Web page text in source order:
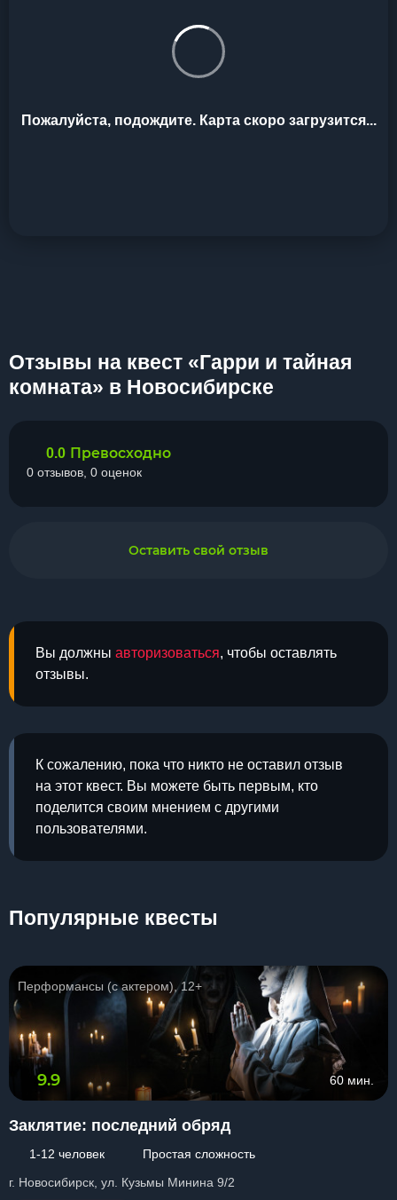
Пожалуйста, подождите. Карта скоро загрузится...
Отзывы на квест «Гарри и тайная
комната» в Новосибирске
Вы должны авторизоваться, чтобы оставлять
отзывы.
К сожалению, пока что никто не оставил отзыв
на этот квест. Вы можете быть первым, кто
поделится своим мнением с другими
пользователями.
0.0 Превосходно
0 отзывов, 0 оценок
Оставить свой отзыв
Популярные квесты
Перформансы (с актером), 12+
9.9 60 мин.
Заклятие: последний обряд
1-12 человек
Простая сложность
г. Новосибирск, ул. Кузьмы Минина 9/2